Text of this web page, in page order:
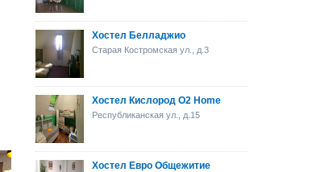
Хостел Белладжио
Старая Костромская ул., д.3
Хостел Кислород O2 Home
Республиканская ул., д.15
Хостел Евро Общежитие